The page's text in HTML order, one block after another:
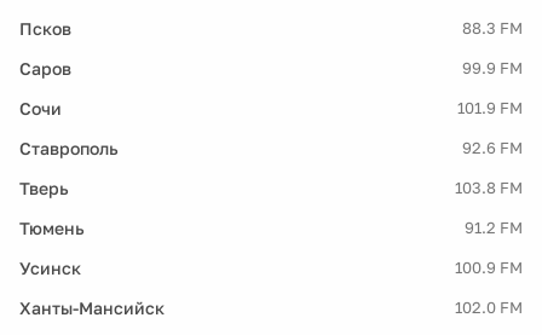
Псков 88.3 FM
Саров 99.9 FM
Сочи 101.9 FM
Ставрополь 92.6 FM
Тверь 103.8 FM
Тюмень 91.2 FM
Усинск 100.9 FM
Ханты-Мансийск 102.0 FM